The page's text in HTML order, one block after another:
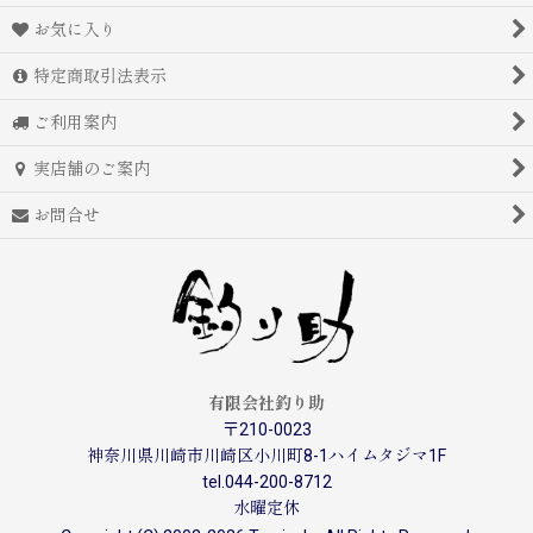
お気に入り
特定商取引法表示
ご利用案内
実店舗のご案内
お問合せ
有限会社釣り助
〒210-0023
神奈川県川崎市川崎区小川町8-1ハイムタジマ1F
tel.044-200-8712
水曜定休